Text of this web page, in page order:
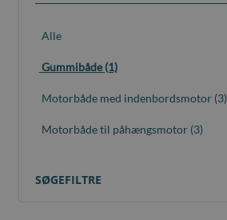
Alle
Gummibåde (1)
Motorbåde med indenbordsmotor (3)
Motorbåde til påhængsmotor (3)
SØGEFILTRE